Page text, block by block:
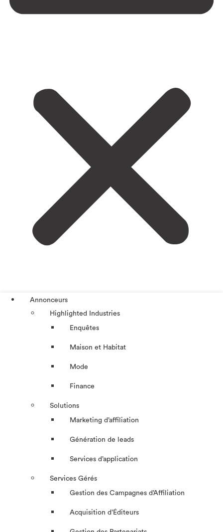
Annonceurs
Highlighted Industries
Enquêtes
Maison et Habitat
Mode
Finance
Solutions
Marketing d’affiliation
Génération de leads
Services d’application
Services Gérés
Gestion des Campagnes d’Affiliation​
Acquisition d’Éditeurs